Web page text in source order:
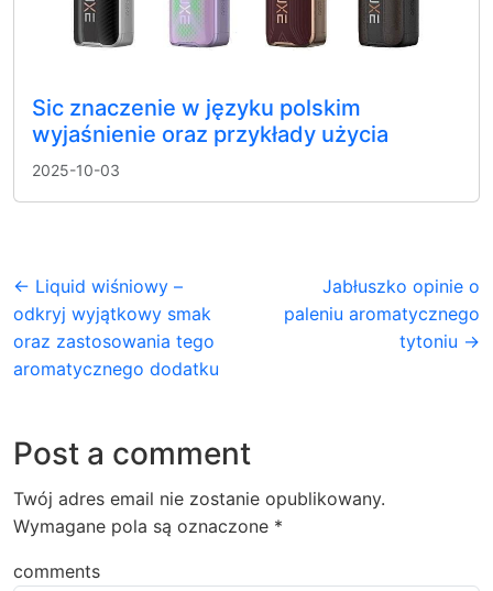
Sic znaczenie w języku polskim
wyjaśnienie oraz przykłady użycia
2025-10-03
← Liquid wiśniowy –
odkryj wyjątkowy smak
oraz zastosowania tego
aromatycznego dodatku
Jabłuszko opinie o
paleniu aromatycznego
tytoniu →
Post a comment
Twój adres email nie zostanie opublikowany.
Wymagane pola są oznaczone *
comments